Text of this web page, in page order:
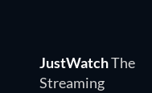
JustWatchThe
Streaming